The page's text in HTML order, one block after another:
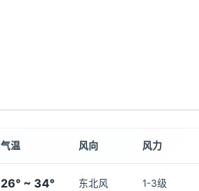
气温 风向 风力
26° ~ 34° 东北风 1-3级